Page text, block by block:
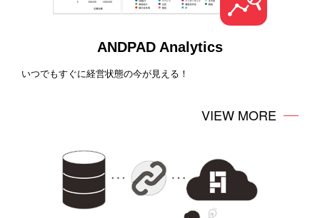
ANDPAD Analytics
いつでもすぐに経営状態の今が見える！
VIEW MORE